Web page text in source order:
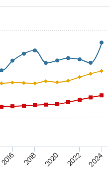
2016 2018 2020 2022 2024